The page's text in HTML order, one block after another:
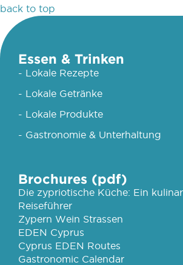
back to top
Essen & Trinken
- Lokale Rezepte
- Lokale Getränke
- Lokale Produkte
- Gastronomie & Unterhaltung
Brochures (pdf)
Die zypriotische Küche: Ein
Reiseführer
Zypern Wein Strassen
EDEN Cyprus
Cyprus EDEN Routes
Gastronomic Calendar